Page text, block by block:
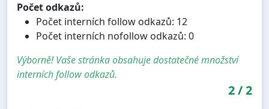
Počet odkazů:
Počet interních follow odkazů: 12
Počet interních nofollow odkazů: 0
Výborně! Vaše stránka obsahuje dostatečné množství
interních follow odkazů.
2/2